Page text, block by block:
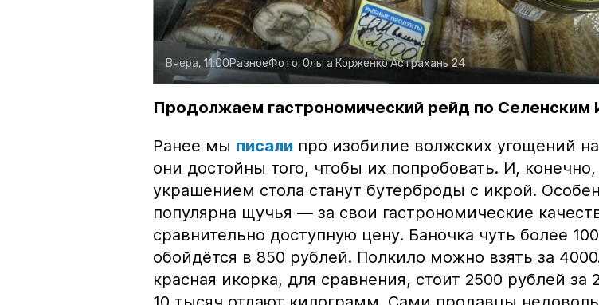
Вчера, 11:00РазноеФото: Ольга КорженкоАстрахань 24
Продолжаем гастрономический рейд по Селенским
Ранее мы писали про изобилие волжских угощений
они достойны того, чтобы их попробовать. И,
украшением стола станут бутерброды с икрой.
популярна щучья — за свои гастрономические
сравнительно доступную цену. Баночка чуть более
обойдётся в 850 рублей. Полкило можно взять за
красная икорка, для сравнения, стоит 2500 рублей за